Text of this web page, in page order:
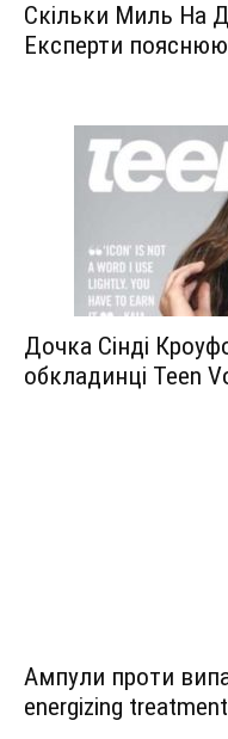
Скільки Миль На
Експерти
Дочка Сінді
обкладинці Teen
Ампули проти
energizing